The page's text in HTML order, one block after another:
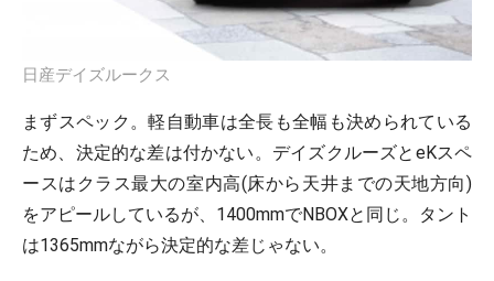
日産デイズルークス
まずスペック。軽自動車は全長も全幅も決められている
ため、決定的な差は付かない。デイズクルーズとeKスペ
ースはクラス最大の室内高(床から天井までの天地方向)
をアピールしているが、1400mmでNBOXと同じ。タント
は1365mmながら決定的な差じゃない。